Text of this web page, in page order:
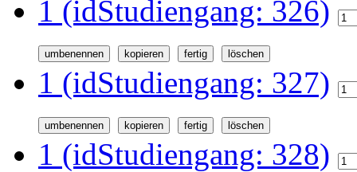
1 (idStudiengang: 326)
1 (idStudiengang: 327)
1 (idStudiengang: 328)